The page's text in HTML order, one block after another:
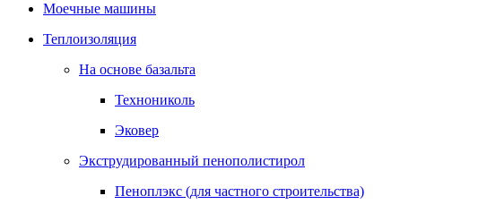
Моечные машины
Теплоизоляция
На основе базальта
Технониколь
Эковер
Экструдированный пенополистирол
Пеноплэкс (для частного строительства)